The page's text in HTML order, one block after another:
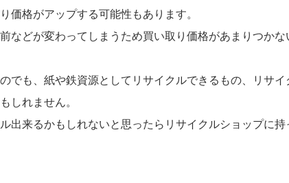
価格がアップする可能性もあります。
などが変わってしまうため買い取り価格があまりつか
でも、紙や鉄資源としてリサイクルできるもの、リサ
しれません。
出来るかもしれないと思ったらリサイクルショップに